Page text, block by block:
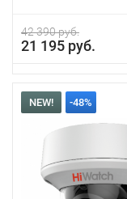
42 390 руб.
21 195 руб.
NEW! -48%